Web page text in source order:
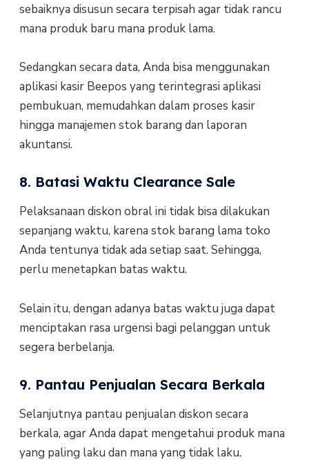
sebaiknya disusun secara terpisah agar tidak rancu
mana produk baru mana produk lama.
Sedangkan secara data, Anda bisa menggunakan
aplikasi kasir Beepos yang terintegrasi aplikasi
pembukuan, memudahkan dalam proses kasir
hingga manajemen stok barang dan laporan
akuntansi.
8. Batasi Waktu Clearance Sale
Pelaksanaan diskon obral ini tidak bisa dilakukan
sepanjang waktu, karena stok barang lama toko
Anda tentunya tidak ada setiap saat. Sehingga,
perlu menetapkan batas waktu.
Selain itu, dengan adanya batas waktu juga dapat
menciptakan rasa urgensi bagi pelanggan untuk
segera berbelanja.
9. Pantau Penjualan Secara Berkala
Selanjutnya pantau penjualan diskon secara
berkala, agar Anda dapat mengetahui produk mana
yang paling laku dan mana yang tidak laku.